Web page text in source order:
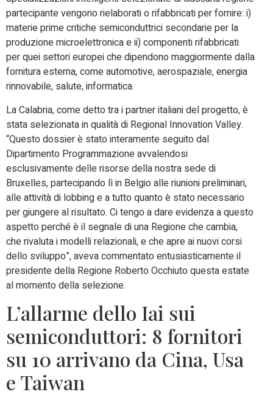
partecipante vengono rielaborati o rifabbricati per fornire: i)
materie prime critiche semiconduttrici secondarie per la
produzione microelettronica e ii) componenti rifabbricati
per quei settori europei che dipendono maggiormente dalla
fornitura esterna, come automotive, aerospaziale, energia
rinnovabile, salute, informatica.
La Calabria, come detto tra i partner italiani del progetto, è
stata selezionata in qualità di Regional Innovation Valley.
“Questo dossier è stato interamente seguito dal
Dipartimento Programmazione avvalendosi
esclusivamente delle risorse della nostra sede di
Bruxelles, partecipando lì in Belgio alle riunioni preliminari,
alle attività di lobbing e a tutto quanto è stato necessario
per giungere al risultato. Ci tengo a dare evidenza a questo
aspetto perché è il segnale di una Regione che cambia,
che rivaluta i modelli relazionali, e che apre ai nuovi corsi
dello sviluppo”, aveva commentato entusiasticamente il
presidente della Regione Roberto Occhiuto questa estate
al momento della selezione.
L’allarme dello Iai sui
semiconduttori: 8 fornitori
su 10 arrivano da Cina, Usa
e Taiwan